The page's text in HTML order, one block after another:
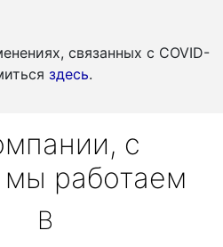
связанных c COVID-
здесь.
с
работаем
B